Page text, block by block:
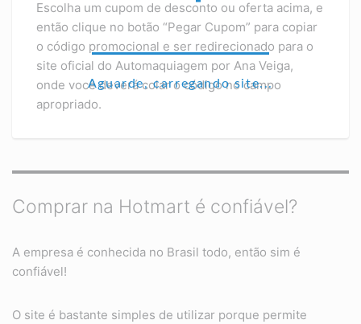
Aguarde, carregando site...
Escolha um cupom de desconto ou oferta acima, e
então clique no botão “Pegar Cupom” para copiar
o código promocional e ser redirecionado para o
site oficial do Automaquiagem por Ana Veiga,
onde você deverá colar o código no campo
apropriado.
Comprar na Hotmart é confiável?
A empresa é conhecida no Brasil todo, então sim é
confiável!
O site é bastante simples de utilizar porque permite